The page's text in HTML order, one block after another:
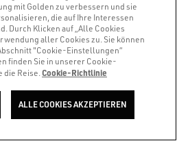
Reserved.Weitere Informationen
mit Golden zu verbessern und sie
die auf Ihre Interessen
Durch Klicken auf „Alle Cookies
aller Cookies zu. Sie können
"Cookie-Einstellungen“
finden Sie in unserer Cookie-
die Reise.Cookie-Richtlinie
ALLE COOKIES AKZEPTIEREN